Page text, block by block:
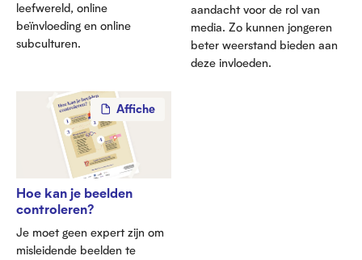
leefwereld, online
beïnvloeding en online
subculturen.
aandacht voor de rol van
media. Zo kunnen jongeren
beter weerstand bieden aan
deze invloeden.
Affiche
Hoe kan je beelden
controleren?
Je moet geen expert zijn om
misleidende beelden te